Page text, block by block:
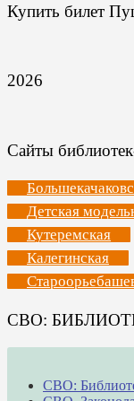
Купить билет
2026
Сайты
Детская
Кутеремская
Калегинская
СВО:
СВО: